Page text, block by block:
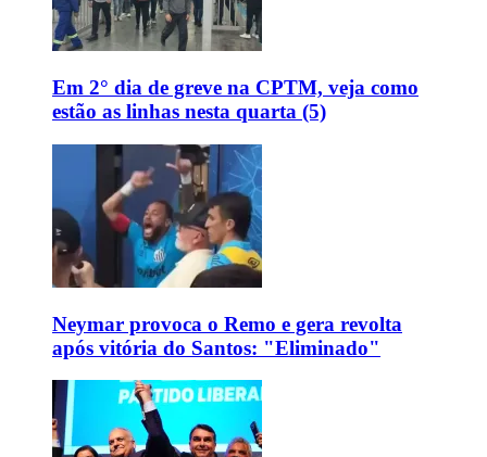
Em 2° dia de greve na CPTM, veja como
estão as linhas nesta quarta (5)
Neymar provoca o Remo e gera revolta
após vitória do Santos: "Eliminado"